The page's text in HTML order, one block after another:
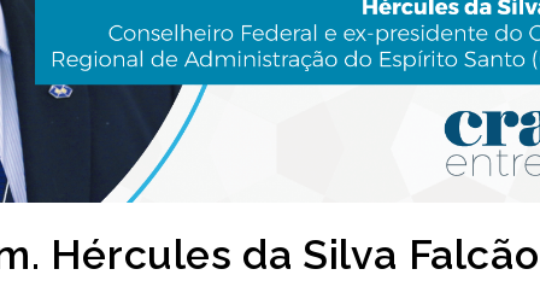
Hércules da Silva Falcão